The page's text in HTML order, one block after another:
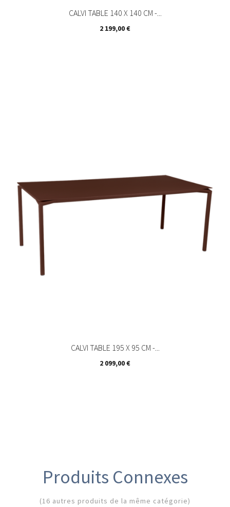
CALVI TABLE 140 X 140 CM -...
Prix
2 199,00 €
CALVI TABLE 195 X 95 CM -...
Prix
2 099,00 €
Produits Connexes
(16 autres produits de la même catégorie)